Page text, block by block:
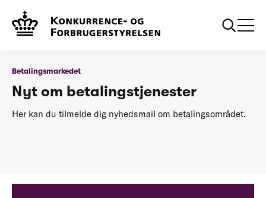
Betalingsmarkedet
Betalingsmarkedet
Nyt om betalingstjenester
Her kan du tilmelde dig nyhedsmail om betalingsområdet.